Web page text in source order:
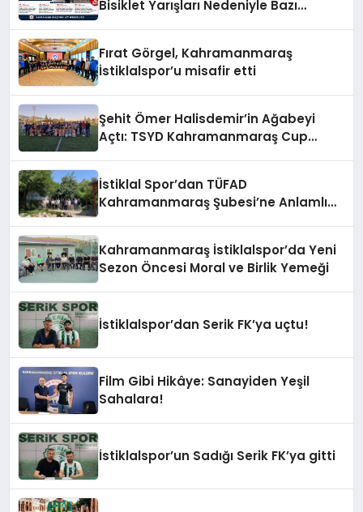
Bisiklet Yarışları Nedeniyle Bazı
Fırat Görgel, Kahramanmaraş
İstiklalspor’u misafir etti
Şehit Ömer Halisdemir’in Ağabeyi
Açtı: TSYD Kahramanmaraş Cup
İstiklal Spor’dan TÜFAD
Kahramanmaraş Şubesi’ne Anlamlı
Kahramanmaraş İstiklalspor’da Yeni
Sezon Öncesi Moral ve Birlik Yemeği
İstiklalspor’dan Serik FK’ya uçtu!
Film Gibi Hikâye: Sanayiden Yeşil
Sahalara!
İstiklalspor’un Sadığı Serik FK’ya gitti